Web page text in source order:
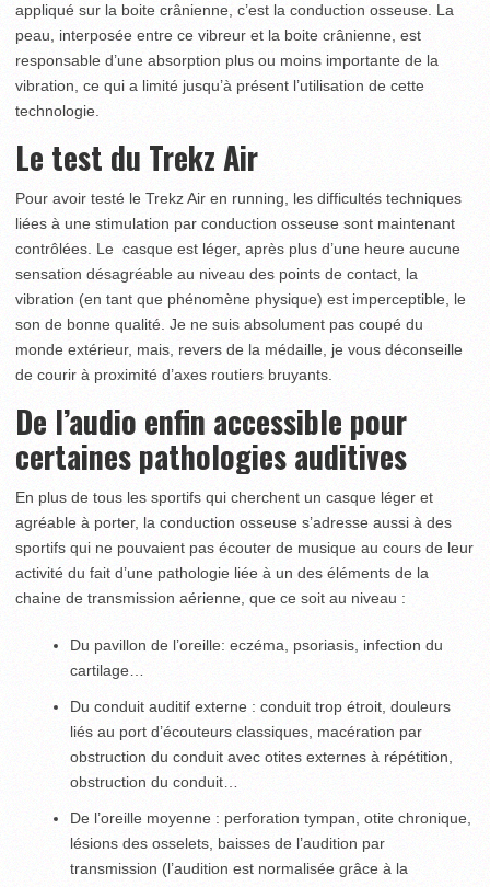
appliqué sur la boite crânienne, c’est la conduction osseuse. La
peau, interposée entre ce vibreur et la boite crânienne, est
responsable d’une absorption plus ou moins importante de la
vibration, ce qui a limité jusqu’à présent l’utilisation de cette
technologie.
Le test du Trekz Air
Pour avoir testé le Trekz Air en running, les difficultés techniques
liées à une stimulation par conduction osseuse sont maintenant
contrôlées. Le casque est léger, après plus d’une heure aucune
sensation désagréable au niveau des points de contact, la
vibration (en tant que phénomène physique) est imperceptible, le
son de bonne qualité. Je ne suis absolument pas coupé du
monde extérieur, mais, revers de la médaille, je vous déconseille
de courir à proximité d’axes routiers bruyants.
De l’audio enfin accessible pour
certaines pathologies auditives
En plus de tous les sportifs qui cherchent un casque léger et
agréable à porter, la conduction osseuse s’adresse aussi à des
sportifs qui ne pouvaient pas écouter de musique au cours de leur
activité du fait d’une pathologie liée à un des éléments de la
chaine de transmission aérienne, que ce soit au niveau :
Du pavillon de l’oreille: eczéma, psoriasis, infection du
cartilage…
Du conduit auditif externe : conduit trop étroit, douleurs
liés au port d’écouteurs classiques, macération par
obstruction du conduit avec otites externes à répétition,
obstruction du conduit…
De l’oreille moyenne : perforation tympan, otite chronique,
lésions des osselets, baisses de l’audition par
transmission (l’audition est normalisée grâce à la